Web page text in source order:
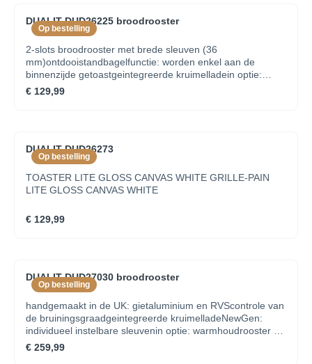
Op bestelling
DUALIT DUD26225 broodrooster
2-slots broodrooster met brede sleuven (36
mm)ontdooistandbagelfunctie: worden enkel aan de
binnenzijde getoastgeintegreerde kruimelladein optie:
tostiklemmen
€ 129,99
Op bestelling
DUALIT DUD26273
TOASTER LITE GLOSS CANVAS WHITE GRILLE-PAIN
LITE GLOSS CANVAS WHITE
€ 129,99
Op bestelling
DUALIT DUD27030 broodrooster
handgemaakt in de UK: gietaluminium en RVScontrole van
de bruiningsgraadgeintegreerde kruimelladeNewGen:
individueel instelbare sleuvenin optie: warmhoudrooster en
tostiklem
€ 259,99